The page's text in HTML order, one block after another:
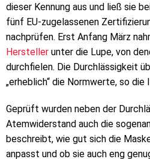
dieser Kennung aus und ließ sie
fünf EU-zugelassenen
nachprüfen. Erst Anfang März
Hersteller unter die Lupe, von
durchfielen. Die Durchlässigkeit
„erheblich“ die Normwerte, so die
Geprüft wurden neben der
Atemwiderstand auch die
beschreibt, wie gut sich die
anpasst und ob sie auch eng